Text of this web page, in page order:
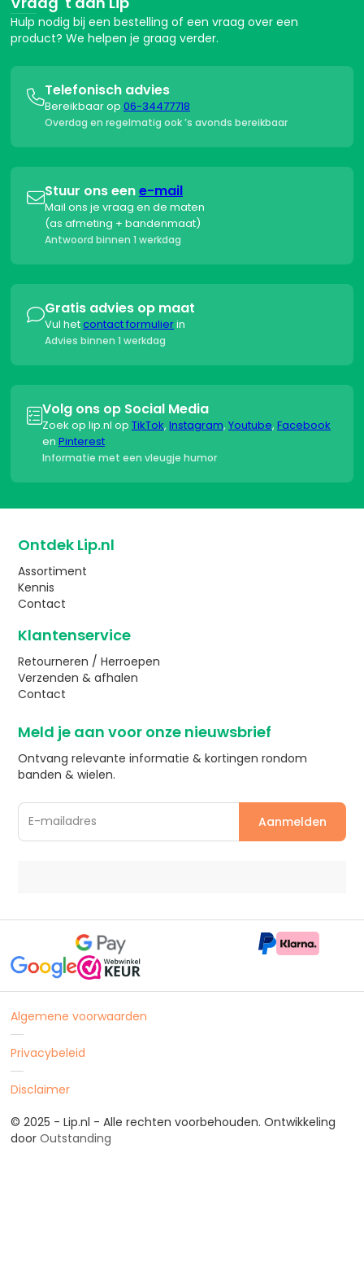
Hulp nodig bij een bestelling of een vraag over een
product? We helpen je graag verder.
Telefonisch advies
Bereikbaar op 06-34477718
Overdag en regelmatig ook ’s avonds bereikbaar
Stuur ons eene-mail
Mail ons je vraag en de maten
(as afmeting + bandenmaat)
Antwoord binnen 1 werkdag
Gratis advies op maat
Vul hetcontact formulierin
Advies binnen 1 werkdag
Volg ons op Social Media
Zoek op lip.nl op TikTok, Instagram, Youtube, Facebook
en Pinterest
Informatie met een vleugje humor
Ontdek Lip.nl
Assortiment
Kennis
Contact
Klantenservice
Retourneren / Herroepen
Verzenden & afhalen
Contact
Meld je aan voor onze nieuwsbrief
Ontvang relevante informatie & kortingen rondom
banden & wielen.
Algemene voorwaarden
Privacybeleid
Disclaimer
© 2025 - Lip.nl - Alle rechten voorbehouden. Ontwikkeling
door Outstanding